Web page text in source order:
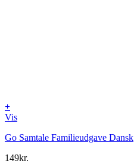
+
Vis
Go Samtale Familieudgave Dansk
149kr.